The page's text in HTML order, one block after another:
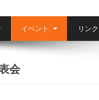
イベント リンク
会